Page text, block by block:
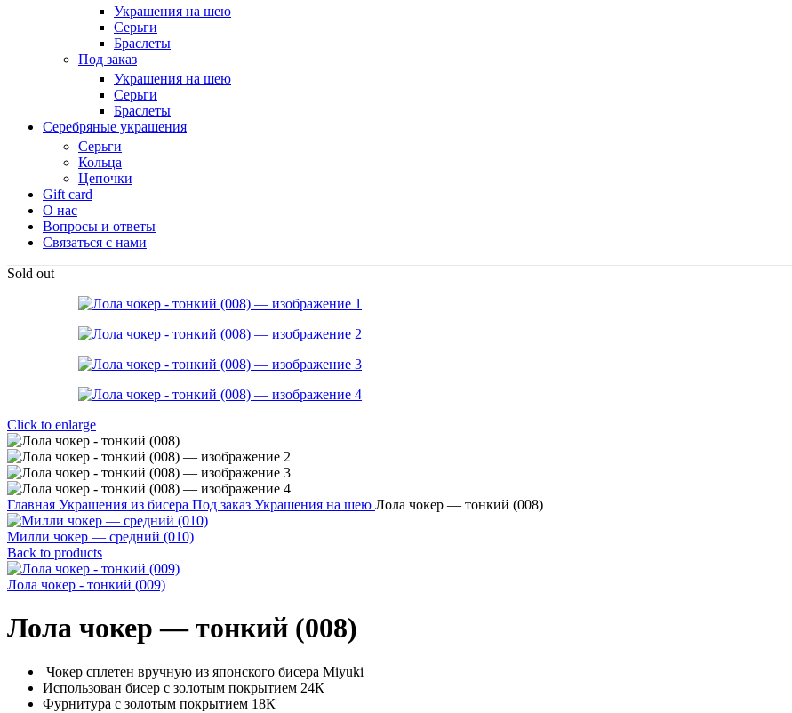
Украшения на шею
Серьги
Браслеты
Под заказ
Украшения на шею
Серьги
Браслеты
Серебряные украшения
Серьги
Кольца
Цепочки
Gift card
О нас
Вопросы и ответы
Связаться с нами
Sold out
Click to enlarge
Главная Украшения из бисера Под заказ Украшения на шею Лола чокер — тонкий (008)
Милли чокер — средний (010)
Back to products
Лола чокер - тонкий (009)
Лола чокер — тонкий (008)
Чокер сплетен вручную из японского бисера Miyuki
Использован бисер с золотым покрытием 24К
Фурнитура с золотым покрытием 18К